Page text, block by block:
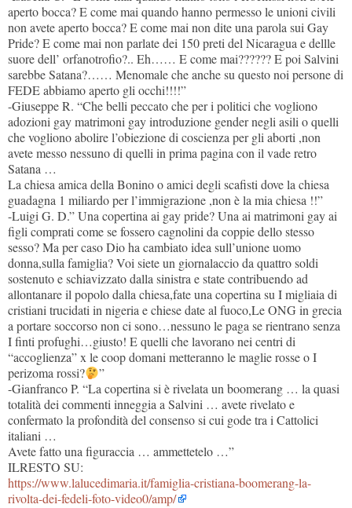
aperto bocca? E come mai quando hanno permesso le unioni civili
non avete aperto bocca? E come mai non dite una parola sui Gay
Pride? E come mai non parlate dei 150 preti del Nicaragua e dellle
suore dell’ orfanotrofio?.. Eh…… E come mai?????? E poi Salvini
sarebbe Satana?…… Menomale che anche su questo noi persone di
FEDE abbiamo aperto gli occhi!!!!”
-Giuseppe R. “Che belli peccato che per i politici che vogliono
adozioni gay matrimoni gay introduzione gender negli asili o quelli
che vogliono abolire l’obiezione di coscienza per gli aborti ,non
avete messo nessuno di quelli in prima pagina con il vade retro
Satana …
La chiesa amica della Bonino o amici degli scafisti dove la chiesa
guadagna 1 miliardo per l’immigrazione ,non è la mia chiesa !!”
-Luigi G. D.” Una copertina ai gay pride? Una ai matrimoni gay ai
figli comprati come se fossero cagnolini da coppie dello stesso
sesso? Ma per caso Dio ha cambiato idea sull’unione uomo
donna,sulla famiglia? Voi siete un giornalaccio da quattro soldi
sostenuto e schiavizzato dalla sinistra e state contribuendo ad
allontanare il popolo dalla chiesa,fate una copertina su I migliaia di
cristiani trucidati in nigeria e chiese date al fuoco,Le ONG in grecia
a portare soccorso non ci sono…nessuno le paga se rientrano senza
I finti profughi…giusto! E quelli che lavorano nei centri di
“accoglienza” x le coop domani metteranno le maglie rosse o I
perizoma rossi?
”
-Gianfranco P. “La copertina si è rivelata un boomerang … la quasi
totalità dei commenti inneggia a Salvini … avete rivelato e
confermato la profondità del consenso si cui gode tra i Cattolici
italiani …
Avete fatto una figuraccia … ammettetelo …”
ILRESTO SU:
https://www.lalucedimaria.it/famiglia-cristiana-boomerang-la-
rivolta-dei-fedeli-foto-video0/amp/